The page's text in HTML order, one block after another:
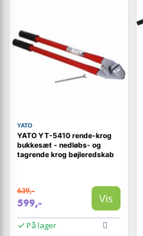
YATO
YATO YT-5410 rende-krog
bukkesæt - nedløbs- og
tagrende krog bøjleredskab
639,-
599,- Vis
På lager